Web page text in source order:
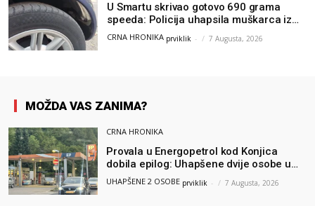
U Smartu skrivao gotovo 690 grama
speeda: Policija uhapsila muškarca iz
Hercegovine
CRNA HRONIKA prviklik - 7 Augusta, 2026
MOŽDA VAS ZANIMA?
CRNA HRONIKA
Provala u Energopetrol kod Konjica
dobila epilog: Uhapšene dvije osobe u
Čapljini i Jablanici
UHAPŠENE 2 OSOBE prviklik - 7 Augusta, 2026